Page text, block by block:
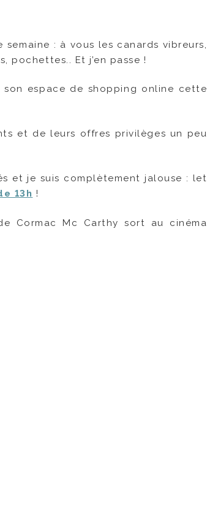
: à vous les canards vibreurs,
pochettes.. Et j’en passe !
espace de shopping online cette
et de leurs offres privilèges un peu
et je suis complètement jalouse : let
13h !
Cormac Mc Carthy sort au cinéma